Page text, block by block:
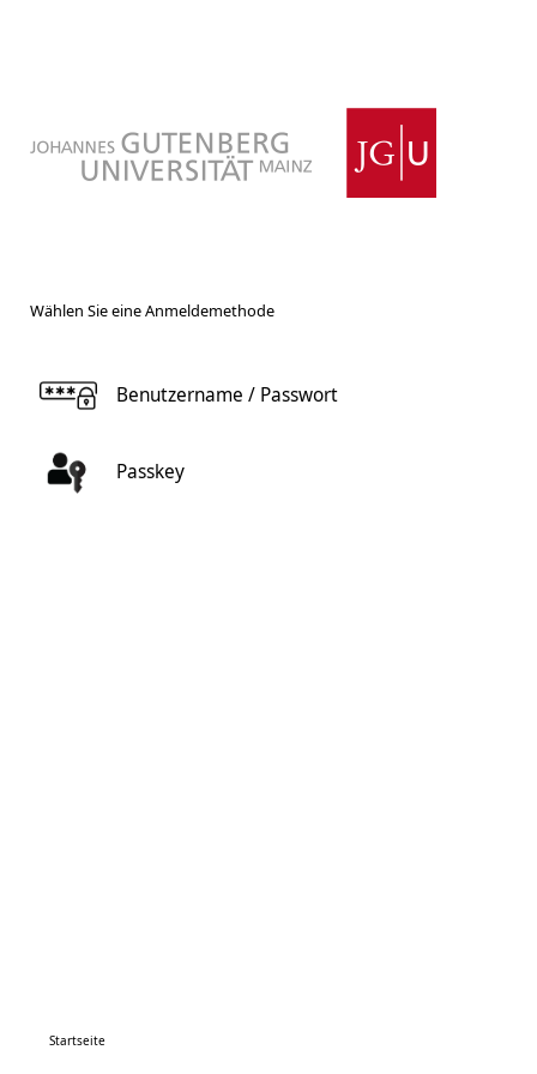
Wählen Sie eine Anmeldemethode
Benutzername / Passwort
Passkey
Startseite